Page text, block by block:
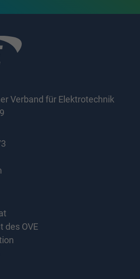
Verband für Elektrotechnik
des OVE